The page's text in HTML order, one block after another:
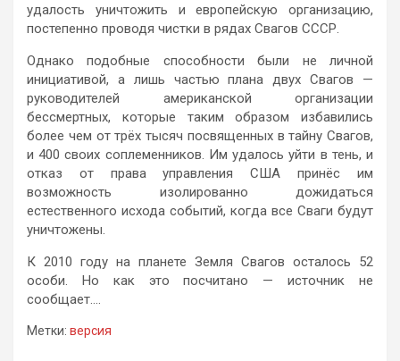
удалость уничтожить и европейскую организацию,
постепенно проводя чистки в рядах Свагов СССР.
Однако подобные способности были не личной
инициативой, а лишь частью плана двух Свагов —
руководителей американской организации
бессмертных, которые таким образом избавились
более чем от трёх тысяч посвященных в тайну Свагов,
и 400 своих соплеменников. Им удалось уйти в тень, и
отказ от права управления США принёс им
возможность изолированно дожидаться
естественного исхода событий, когда все Сваги будут
уничтожены.
К 2010 году на планете Земля Свагов осталось 52
особи. Но как это посчитано — источник не
сообщает….
Метки: версия